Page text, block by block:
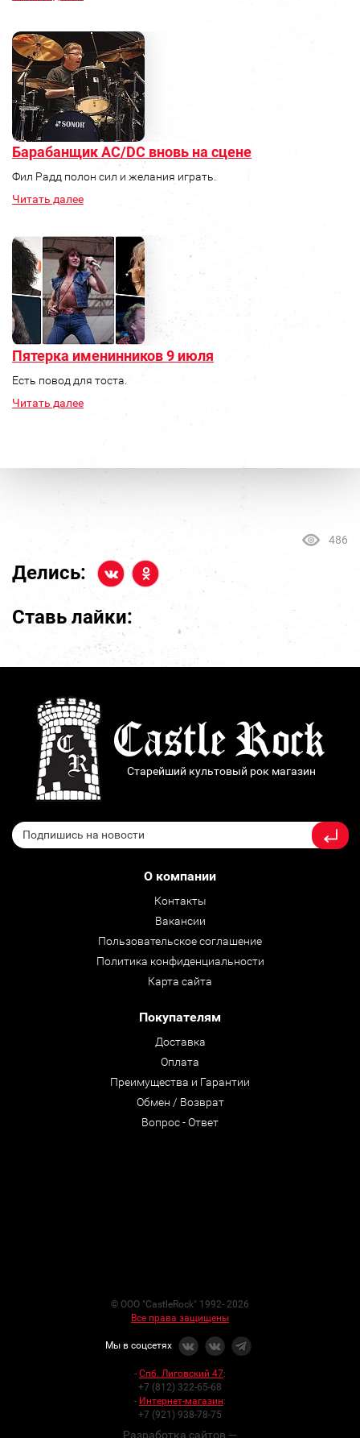
Барабанщик AC/DC вновь на сцене
Фил Радд полон сил и желания играть.
Читать далее
Пятерка именинников 9 июля
Есть повод для тоста.
Читать далее
486
Делись:
Ставь лайки:
Старейший культовый рок магазин
О компании
Контакты
Вакансии
Пользовательское соглашение
Политика конфиденциальности
Карта сайта
Покупателям
Доставка
Оплата
Преимущества и Гарантии
Обмен / Возврат
Вопрос - Ответ
© ООО "CastleRock" 1992- 2026
Все права защищены
Мы в соцсетях
- Спб. Лиговский 47:
+7 (812) 322-65-68
- Интернет-магазин:
+7 (921) 938-78-75
Разработка сайтов —